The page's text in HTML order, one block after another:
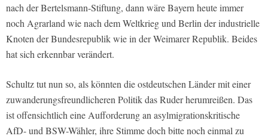
nach der Bertelsmann-Stiftung, dann wäre Bayern heute immer
noch Agrarland wie nach dem Weltkrieg und Berlin der industrielle
Knoten der Bundesrepublik wie in der Weimarer Republik. Beides
hat sich erkennbar verändert.
Schultz tut nun so, als könnten die ostdeutschen Länder mit einer
zuwanderungsfreundlicheren Politik das Ruder herumreißen. Das
ist offensichtlich eine Aufforderung an asylmigrationskritische
AfD- und BSW-Wähler, ihre Stimme doch bitte noch einmal zu